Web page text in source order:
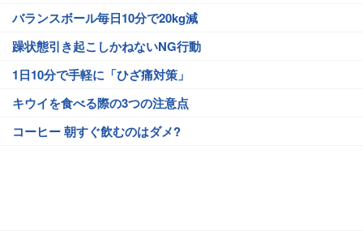
バランスボール毎日10分で20kg減
躁状態引き起こしかねないNG行動
1日10分で手軽に「ひざ痛対策」
キウイを食べる際の3つの注意点
コーヒー 朝すぐ飲むのはダメ?